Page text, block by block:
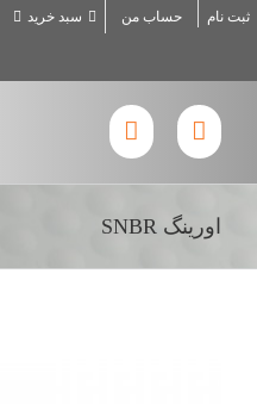
Skipثبت نام حساب من سبد خرید
اورینگ SNBR